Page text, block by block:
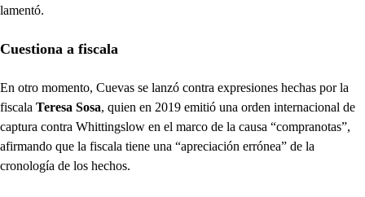
lamentó.
Cuestiona a fiscala
En otro momento, Cuevas se lanzó contra expresiones hechas por la
fiscala Teresa Sosa, quien en 2019 emitió una orden internacional de
captura contra Whittingslow en el marco de la causa “compranotas”,
afirmando que la fiscala tiene una “apreciación errónea” de la
cronología de los hechos.